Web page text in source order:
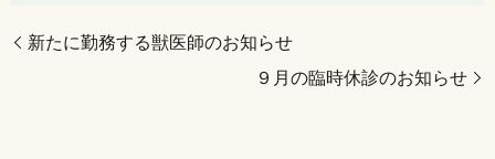
新たに勤務する獣医師のお知らせ
９月の臨時休診のお知らせ